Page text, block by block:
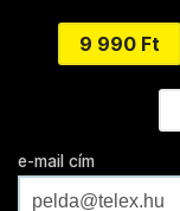
9 990 Ft
e-mail cím